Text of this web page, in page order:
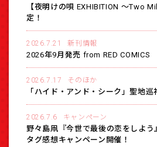
【夜明けの唄 EXHIBITION 〜Two
定！
2026.7.21 新刊情報
2026年9月発売 from RED COMICS
2026.7.17 そのほか
「ハイド・アンド・シーク」聖地巡
2026.7.6 キャンペーン
野々島凧『今世で最後の恋をしよ
タグ感想キャンペーン開催！